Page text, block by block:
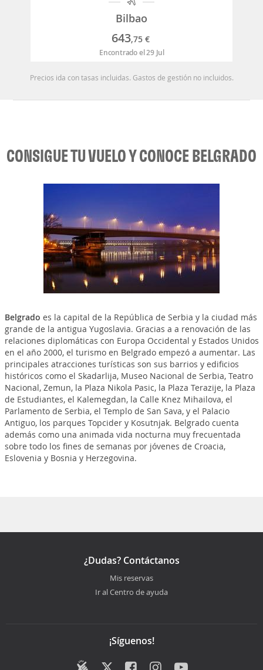
Bilbao
643,75 €
Encontrado el 29 Jul
Precios ida con tasas incluidas. Gastos de gestión no incluidos.
CONSIGUE TU VUELO Y CONOCE BELGRADO
Belgrado es la capital de la República de Serbia y la ciudad más
grande de la antigua Yugoslavia. Gracias a a renovación de las
relaciones diplomáticas con Europa Occidental y Estados Unidos
en el año 2000, el turismo en Belgrado empezó a aumentar. Las
principales atracciones turísticas son sus barrios y edificios
históricos como el Skadarlija, Museo Nacional de Serbia, Teatro
Nacional, Zemun, la Plaza Nikola Pasic, la Plaza Terazije, la Plaza
de Estudiantes, el Kalemegdan, la Calle Knez Mihailova, el
Parlamento de Serbia, el Templo de San Sava, y el Palacio
Antiguo, los parques Topcider y Kosutnjak. Belgrado cuenta
además como una animada vida nocturna muy frecuentada
sobre todo los fines de semanas por jóvenes de Croacia,
Eslovenia y Bosnia y Herzegovina.
¿Dudas? Contáctanos
Mis reservas
Ir al Centro de ayuda
¡Síguenos!